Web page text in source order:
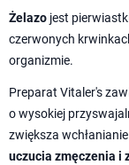
Żelazo jest
czerwonych
organizmie.
Preparat Vitaler's
o wysokiej
zwiększa
uczucia zmęczenia i